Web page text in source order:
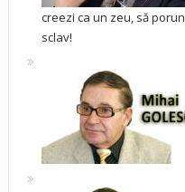
creezi ca un zeu, să
sclav!